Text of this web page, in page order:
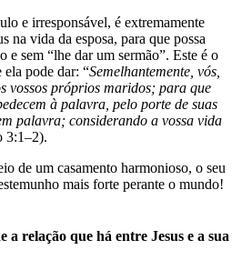
e irresponsável, é extremamente
na vida da esposa, para que possa
e sem “lhe dar um sermão”. Este é o
ela pode dar: “Semelhantemente, vós,
vossos próprios maridos; para que
à palavra, pelo porte de suas
palavra; considerando a vossa vida
3:1–2).
de um casamento harmonioso, o seu
mais forte perante o mundo!
relação que há entre Jesus e a sua